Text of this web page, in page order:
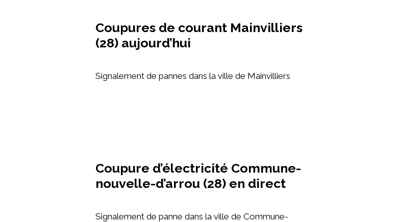
Coupures de courant Mainvilliers
(28) aujourd’hui
Signalement de pannes dans la ville de Mainvilliers
Coupure d’électricité Commune-
nouvelle-d’arrou (28) en direct
Signalement de panne dans la ville de Commune-